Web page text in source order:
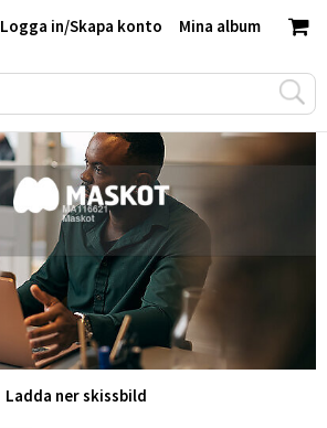
Mina album
Logga in/Skapa konto
Ladda ner skissbild